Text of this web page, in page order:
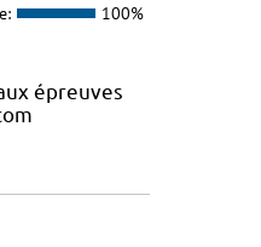
100%
épreuves